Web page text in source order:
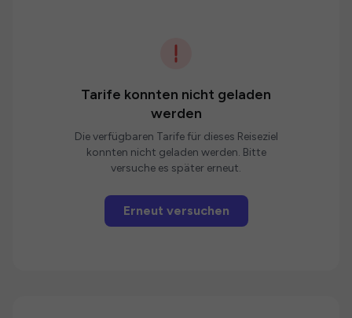
Tarife konnten nicht geladen
werden
Die verfügbaren Tarife für dieses Reiseziel
konnten nicht geladen werden. Bitte
versuche es später erneut.
Erneut versuchen